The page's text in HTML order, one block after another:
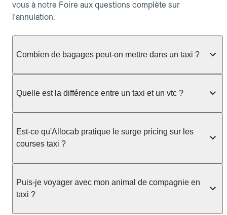
vous à notre Foire aux questions complète sur
l'annulation.
Combien de bagages peut-on mettre dans un taxi ?
taxi berline accueille en général jusqu'à 3 bagages
ou nombreux, précisez-le dans le champ "Message
au chauffeur" lors de la réservation. Le prix n'est
pas impacté par le nombre de bagages.
Quelle est la différence entre un taxi et un vtc ?
prendre en charge directement dans la rue, à une
station ou sur réservation, avec un tarif au
réservation et propose un prix fixe annoncé à
l'avance. Chez Allocab, réservez facilement votre
taxi.
Est-ce qu'Allocab pratique le surge pricing sur les
courses taxi ?
réglementation préfectorale et suit un barème
officiel : il protège des hausses liées à la demande.
Puis-je voyager avec mon animal de compagnie en
taxi ?